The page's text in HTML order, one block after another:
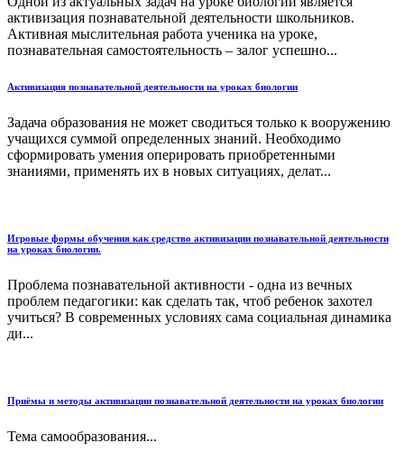
активизация познавательной деятельности школьников.
Активная мыслительная работа ученика на уроке,
познавательная самостоятельность – залог успешно...
Активизация познавательной деятельности на уроках биологии
Задача образования не может сводиться только к вооружению
учащихся суммой определенных знаний. Необходимо
сформировать умения оперировать приобретенными
знаниями, применять их в новых ситуациях, делат...
Игровые формы обучения как средство активизации познавательной деятельности
на уроках биологии.
Проблема познавательной активности - одна из вечных
проблем педагогики: как сделать так, чтоб ребенок захотел
учиться? В современных условиях сама социальная динамика
ди...
Приёмы и методы активизации познавательной деятельности на уроках биологии
Тема самообразования...